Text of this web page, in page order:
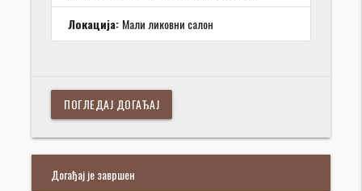
Локација: Мали ликовни салон
ПОГЛЕДАЈ ДОГАЂАЈ
Догађај је завршен